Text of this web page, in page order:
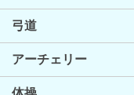
弓道
アーチェリー